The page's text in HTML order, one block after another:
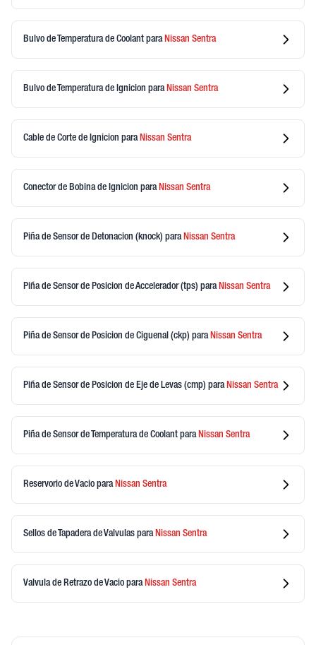
Bulvo de Temperatura de Coolant para Nissan Sentra
Bulvo de Temperatura de Ignicion para Nissan Sentra
Cable de Corte de Ignicion para Nissan Sentra
Conector de Bobina de Ignicion para Nissan Sentra
Piña de Sensor de Detonacion (knock) para Nissan Sentra
Piña de Sensor de Posicion de Accelerador (tps) para Nissan Sentra
Piña de Sensor de Posicion de Ciguenal (ckp) para Nissan Sentra
Piña de Sensor de Posicion de Eje de Levas (cmp) para Nissan Sentra
Piña de Sensor de Temperatura de Coolant para Nissan Sentra
Reservorio de Vacio para Nissan Sentra
Sellos de Tapadera de Valvulas para Nissan Sentra
Valvula de Retrazo de Vacio para Nissan Sentra